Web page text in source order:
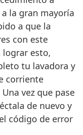
la gran mayoría
a que la
con este
lograr esto,
tu lavadora y
corriente
vez que pase
de nuevo y
código de error